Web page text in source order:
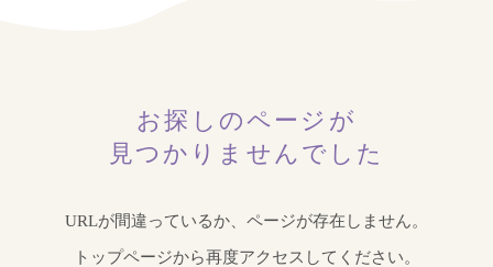
お探しのページが
見つかりませんでした
URLが間違っているか、ページが存在しません。
トップページから再度アクセスしてください。